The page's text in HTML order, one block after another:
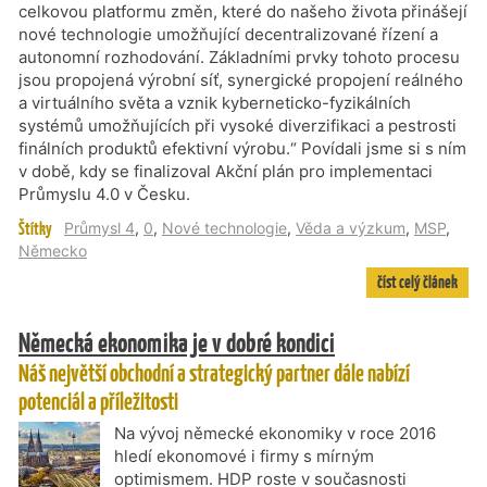
celkovou platformu změn, které do našeho života přinášejí
nové technologie umožňující decentralizované řízení a
autonomní rozhodování. Základními prvky tohoto procesu
jsou propojená výrobní síť, synergické propojení reálného
a virtuálního světa a vznik kyberneticko-fyzikálních
systémů umožňujících při vysoké diverzifikaci a pestrosti
finálních produktů efektivní výrobu.“ Povídali jsme si s ním
v době, kdy se finalizoval Akční plán pro implementaci
Průmyslu 4.0 v Česku.
Štítky Průmysl 4, 0, Nové technologie, Věda a výzkum, MSP,
Německo
číst celý článek
Německá ekonomika je v dobré kondici
Náš největší obchodní a strategický partner dále nabízí
potenciál a příležitosti
Na vývoj německé ekonomiky v roce 2016
hledí ekonomové i firmy s mírným
optimismem. HDP roste v současnosti